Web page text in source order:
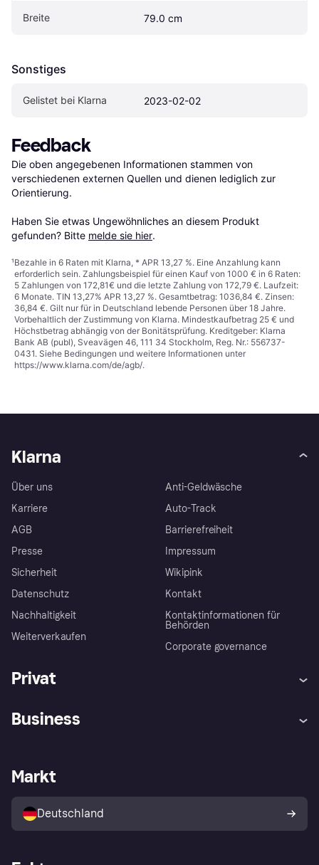
Breite 79.0 cm
Sonstiges
Gelistet bei Klarna 2023-02-02
Feedback
Die oben angegebenen Informationen stammen von
verschiedenen externen Quellen und dienen lediglich zur
Orientierung.
Haben Sie etwas Ungewöhnliches an diesem Produkt
gefunden? Bitte melde sie hier.
¹Bezahle in 6 Raten mit Klarna, * APR 13,27 %. Eine Anzahlung kann
erforderlich sein. Zahlungsbeispiel für einen Kauf von 1000 € in 6 Raten:
5 Zahlungen von 172,81€ und die letzte Zahlung von 172,79 €. Laufzeit:
6 Monate. TIN 13,27% APR 13,27 %. Gesamtbetrag: 1036,84 €. Zinsen:
36,84 €. Gilt nur für in Deutschland lebende Personen über 18 Jahre.
Vorbehaltlich der Zustimmung von Klarna. Mindestkaufbetrag 25 € und
Höchstbetrag abhängig von der Bonitätsprüfung. Kreditgeber: Klarna
Bank AB (publ), Sveavägen 46, 111 34 Stockholm, Reg. Nr.: 556737-
0431. Siehe Bedingungen und weitere Informationen unter
https://www.klarna.com/de/agb/.
Klarna
Über uns
Karriere
AGB
Presse
Sicherheit
Datenschutz
Nachhaltigkeit
Weiterverkaufen
Anti-Geldwäsche
Auto-Track
Barrierefreiheit
Impressum
Wikipink
Kontakt
Kontaktinformationen für
Behörden
Corporate governance
Privat
Klarna App
Shops entdecken
Käuferschutzrichtlinie
Dein Widerrufsrecht
Business
Händlerportal
Markt
Deutschland